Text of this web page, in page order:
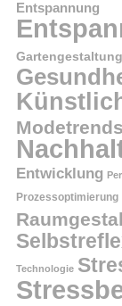
Entspannung
Gartengestaltung
Modetrends
Entwicklung
Prozessoptimierung
Technologie